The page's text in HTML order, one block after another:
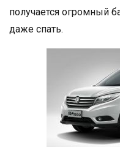
получается огромный
даже спать.